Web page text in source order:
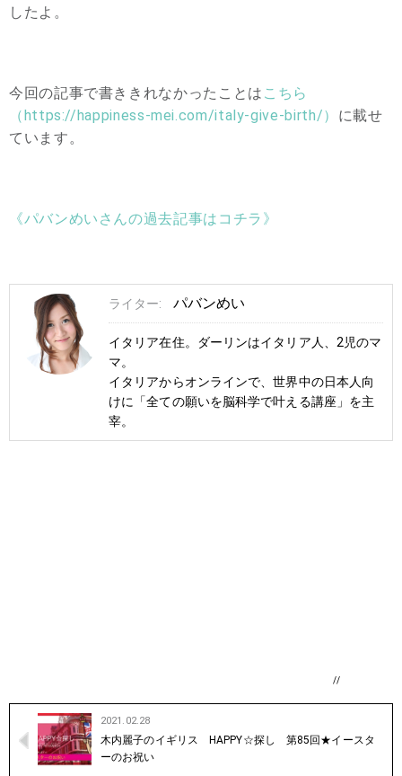
したよ。
今回の記事で書ききれなかったことは こちら
（https://happiness-mei.com/italy-give-birth/） に載せ
ています。
《パバンめいさんの過去記事はコチラ》
ライター: パバンめい
イタリア在住。ダーリンはイタリア人、2児のマ
マ。
イタリアからオンラインで、世界中の日本人向
けに「全ての願いを脳科学で叶える講座」を主
宰。
//
2021.02.28
木内麗子のイギリス HAPPY☆探し 第85回★イースタ
ーのお祝い